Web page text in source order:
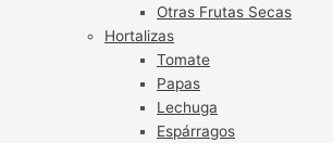
Otras Frutas Secas
Hortalizas
Tomate
Papas
Lechuga
Espárragos